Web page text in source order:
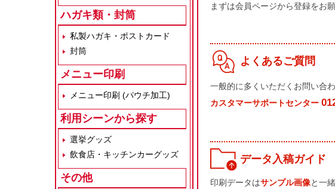
まずは会員ページから登録をお
よくあるご質問
一般的に多くいただくお問い合
カスタマーサポートセンター
データ入稿ガイド
印刷データはサンプル画像と一
ハガキ類・封筒
私製ハガキ・ポストカード
封筒
メニュー印刷
メニュー印刷 (パウチ加工)
利用シーンから探す
選挙グッズ
飲食店・キッチンカーグッズ
その他